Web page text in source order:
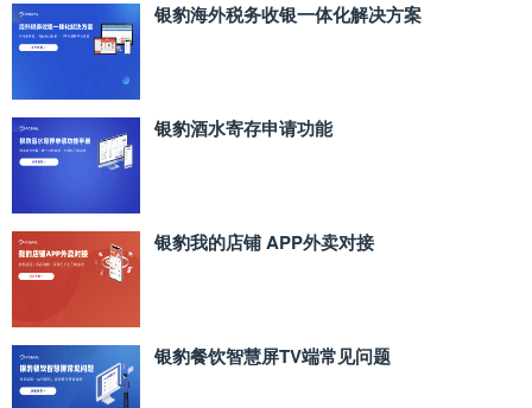
银豹海外税务收银一体化解决方案
银豹酒水寄存申请功能
银豹我的店铺 APP外卖对接
银豹餐饮智慧屏TV端常见问题